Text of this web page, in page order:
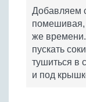
Добавляем
помешивая,
же
пускать
тушиться в
и под